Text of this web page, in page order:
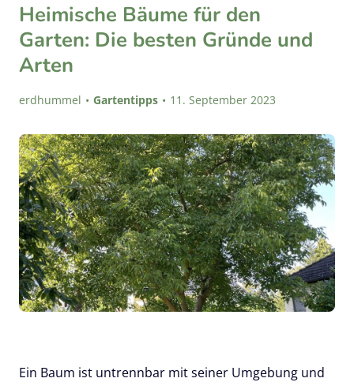
Heimische Bäume für den
Garten: Die besten Gründe und
Arten
erdhummel Gartentipps 11. September 2023
Ein Baum ist untrennbar mit seiner Umgebung und